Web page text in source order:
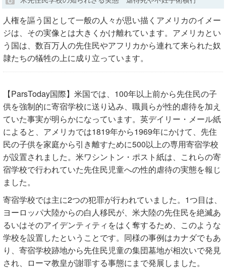
人権を謳う国として一般の人々が思い描くアメリカのイメー
ジは、その実像とは大きくかけ離れています。アメリカとい
う国は、数百万人の先住民やアフリカから連れて来られた奴
隷たちの犠牲の上に成り立っています。
【ParsToday国際】米国では、100年以上前から先住民の子
供を強制的に寄宿学校に送り込み、職員らが性的虐待を加え
ていた事実が明らかになっています。英デイリー・メール紙
によると、アメリカでは1819年から1969年にかけて、先住
民の子供を家庭から引き離すために500以上の専用寄宿学校
が設置されました。米ワシントン・ポスト紙は、これらの寄
宿学校で行われていた先住民児童への性的虐待の実態を報じ
ました。
寄宿学校では主に2つの犯罪が行われていました。1つ目は、
ヨーロッパ大陸からの白人移民が、米大陸の先住民を絶滅あ
るいはそのアイデンティティをはく奪するため、このような
学校を設置したということです。同様の事例はカナダでもあ
り、寄宿学校跡地から先住民児童の集団墓地が相次いで発見
され、ローマ教皇が謝罪する事態にまで発展しました。